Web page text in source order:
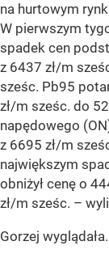
na hurtowym
W pierwszym
spadek cen
z 6437 zł/m
sześc. Pb95
zł/m sześc. do
napędowego
z 6695 zł/m
największym
obniżył cenę o
zł/m sześc. –
Gorzej